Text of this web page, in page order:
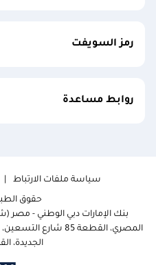
رمز السويفت
روابط مساعدة
سياسة ملفات الارتباط
حقوق الطبع
بنك الإمارات دبي الوطني -
الجديدة،